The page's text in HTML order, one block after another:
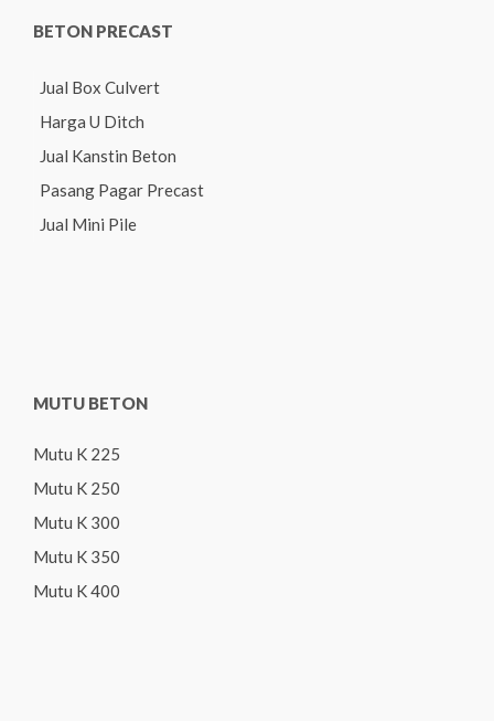
BETON PRECAST
Jual Box Culvert
Harga U Ditch
Jual Kanstin Beton
Pasang Pagar Precast
Jual Mini Pile
MUTU BETON
Mutu K 225
Mutu K 250
Mutu K 300
Mutu K 350
Mutu K 400